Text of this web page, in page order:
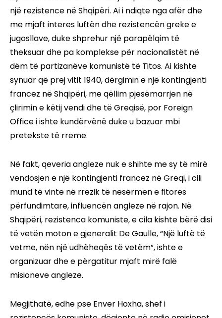
një rezistence në Shqipëri. Ai i ndiqte nga afër dhe
me mjaft interes luftën dhe rezistencën greke e
jugosllave, duke shprehur një parapëlqim të
theksuar dhe pa komplekse për nacionalistët në
dëm të partizanëve komunistë të Titos. Ai kishte
synuar që prej vitit 1940, dërgimin e një kontingjenti
francez në Shqipëri, me qëllim pjesëmarrjen në
çlirimin e këtij vendi dhe të Greqisë, por Foreign
Office i ishte kundërvënë duke u bazuar mbi
pretekste të rreme.
Në fakt, qeveria angleze nuk e shihte me sy të mirë
vendosjen e një kontingjenti francez në Greqi, i cili
mund të vinte në rrezik të nesërmen e fitores
përfundimtare, influencën angleze në rajon. Në
Shqipëri, rezistenca komuniste, e cila kishte bërë disi
të vetën moton e gjeneralit De Gaulle, “Një luftë të
vetme, nën një udhëheqës të vetëm”, ishte e
organizuar dhe e përgatitur mjaft mirë falë
misioneve angleze.
Megjithatë, edhe pse Enver Hoxha, shef i